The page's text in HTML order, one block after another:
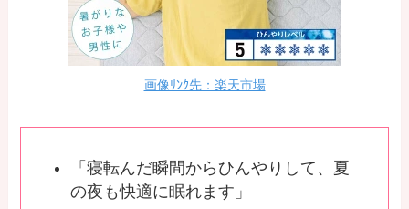
画像ﾘﾝｸ先：楽天市場
「寝転んだ瞬間からひんやりして、夏
の夜も快適に眠れます」